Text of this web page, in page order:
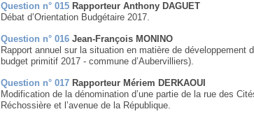
Question n° 015 Rapporteur Anthony DAGUET
Débat d’Orientation Budgétaire 2017.
Question n° 016 Jean-François MONINO
Rapport annuel sur la situation en matière de développement
budget primitif 2017 - commune d’Aubervilliers).
Question n° 017 Rapporteur Mériem DERKAOUI
Modification de la dénomination d’une partie de la rue des
Réchossière et l’avenue de la République.